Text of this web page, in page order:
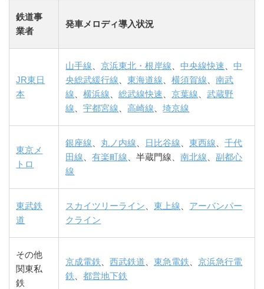
鉄道事
業者
発車メロディ導入状況
JR東日
本
山手線 、京浜東北・根岸線 、中央線快速 、中
央総武緩行線 、東海道線 、横須賀線 、南武
線 、横浜線 、総武線快速 、京葉線 、武蔵野
線 、宇都宮線 、高崎線 、埼京線
東京メ
トロ
銀座線 丸ノ内線 日比谷線 、東西線 、千代
田線 、有楽町線 、半蔵門線、南北線 、副都心
線
東武鉄
道
スカイツリーライン 、東上線
アーバンパー
クライン
その他
関東私
鉄
京成電鉄 、西武鉄道 、東急電鉄 、京浜急行電
鉄 、都営地下鉄